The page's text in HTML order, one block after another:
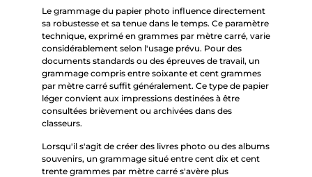
Le grammage du papier photo influence directement
sa robustesse et sa tenue dans le temps. Ce paramètre
technique, exprimé en grammes par mètre carré, varie
considérablement selon l'usage prévu. Pour des
documents standards ou des épreuves de travail, un
grammage compris entre soixante et cent grammes
par mètre carré suffit généralement. Ce type de papier
léger convient aux impressions destinées à être
consultées brièvement ou archivées dans des
classeurs.
Lorsqu'il s'agit de créer des livres photo ou des albums
souvenirs, un grammage situé entre cent dix et cent
trente grammes par mètre carré s'avère plus